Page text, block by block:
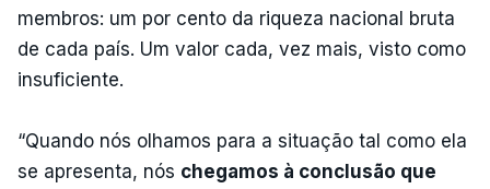
membros: um por cento da riqueza nacional bruta
de cada país. Um valor cada, vez mais, visto como
insuficiente.
“Quando nós olhamos para a situação tal como ela
se apresenta, nós chegamos à conclusão que